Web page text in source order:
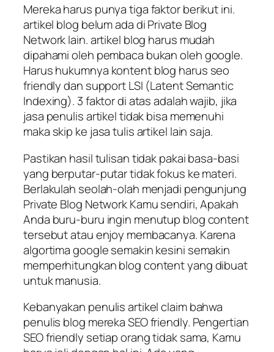
Mereka harus punya tiga faktor berikut ini.
artikel blog belum ada di Private Blog
Network lain. artikel blog harus mudah
dipahami oleh pembaca bukan oleh google.
Harus hukumnya kontent blog harus seo
friendly dan support LSI (Latent Semantic
Indexing). 3 faktor di atas adalah wajib, jika
jasa penulis artikel tidak bisa memenuhi
maka skip ke jasa tulis artikel lain saja.
Pastikan hasil tulisan tidak pakai basa-basi
yang berputar-putar tidak fokus ke materi.
Berlakulah seolah-olah menjadi pengunjung
Private Blog Network Kamu sendiri, Apakah
Anda buru-buru ingin menutup blog content
tersebut atau enjoy membacanya. Karena
algortima google semakin kesini semakin
memperhitungkan blog content yang dibuat
untuk manusia.
Kebanyakan penulis artikel claim bahwa
penulis blog mereka SEO friendly. Pengertian
SEO friendly setiap orang tidak sama, Kamu